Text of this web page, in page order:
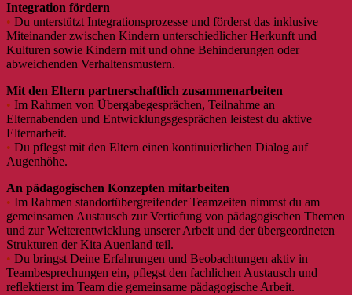
Integration fördern
• Du unterstützt Integrationsprozesse und förderst das inklusive
Miteinander zwischen Kindern unterschiedlicher Herkunft und
Kulturen sowie Kindern mit und ohne Behinderungen oder
abweichenden Verhaltensmustern.
Mit den Eltern partnerschaftlich zusammenarbeiten
• Im Rahmen von Übergabegesprächen, Teilnahme an
Elternabenden und Entwicklungsgesprächen leistest du aktive
Elternarbeit.
• Du pflegst mit den Eltern einen kontinuierlichen Dialog auf
Augenhöhe.
An pädagogischen Konzepten mitarbeiten
• Im Rahmen standortübergreifender Teamzeiten nimmst du am
gemeinsamen Austausch zur Vertiefung von pädagogischen Themen
und zur Weiterentwicklung unserer Arbeit und der übergeordneten
Strukturen der Kita Auenland teil.
• Du bringst Deine Erfahrungen und Beobachtungen aktiv in
Teambesprechungen ein, pflegst den fachlichen Austausch und
reflektierst im Team die gemeinsame pädagogische Arbeit.